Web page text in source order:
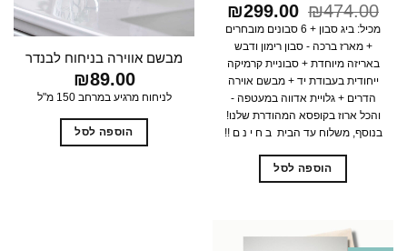
₪474.00
המחיר
המקורי
היה:
₪474.00.
₪299.00
המחיר
הוא:מכיל: ביג סבון + 6 סבונים מובחרים
+ מארז ברכה - סבון רימון ודבש
באריזה מיוחדת + סבוניית קרמיקה
ייחודית בעבודת יד + מבשם אוירה
הדרים + גלויית אדווה במעטפה -
והכל ארוז בקופסא המהודרת שלנו!
בנוסף, משלוח עד הבית ב ח י נ ם !!
הוספה לסל
מבשם אווירה בניחוח לבנדר
₪89.00
לניחוח מרגיע במרחב 150 מ"ל
הוספה לסל